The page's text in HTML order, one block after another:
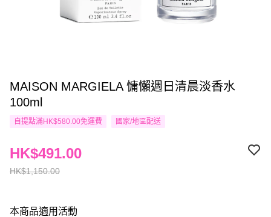
MAISON MARGIELA 慵懶週日清晨淡香水
100ml
自提點滿HK$580.00免運費 國家/地區配送
HK$1,150.00
HK$491.00
本商品適用活動